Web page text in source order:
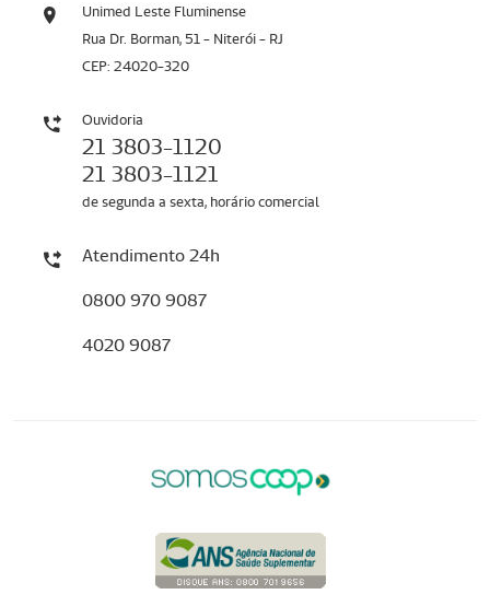
Unimed Leste Fluminense
Rua Dr. Borman, 51 - Niterói - RJ
CEP: 24020-320
Ouvidoria
21 3803-1120
21 3803-1121
de segunda a sexta, horário comercial
Atendimento 24h
0800 970 9087
4020 9087